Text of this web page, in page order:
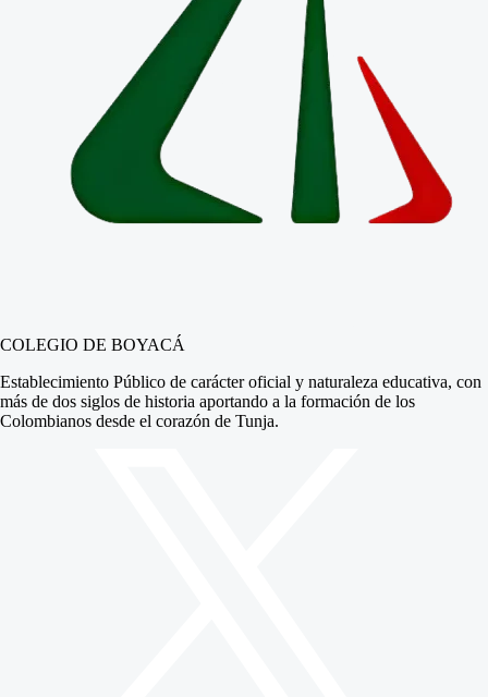
COLEGIO DE BOYACÁ
Establecimiento Público de carácter oficial y naturaleza educativa, con
más de dos siglos de historia aportando a la formación de los
Colombianos desde el corazón de Tunja.